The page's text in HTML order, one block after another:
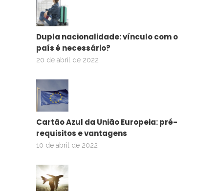
Dupla nacionalidade: vínculo com o
país é necessário?
20 de abril de 2022
Cartão Azul da União Europeia: pré-
requisitos e vantagens
10 de abril de 2022